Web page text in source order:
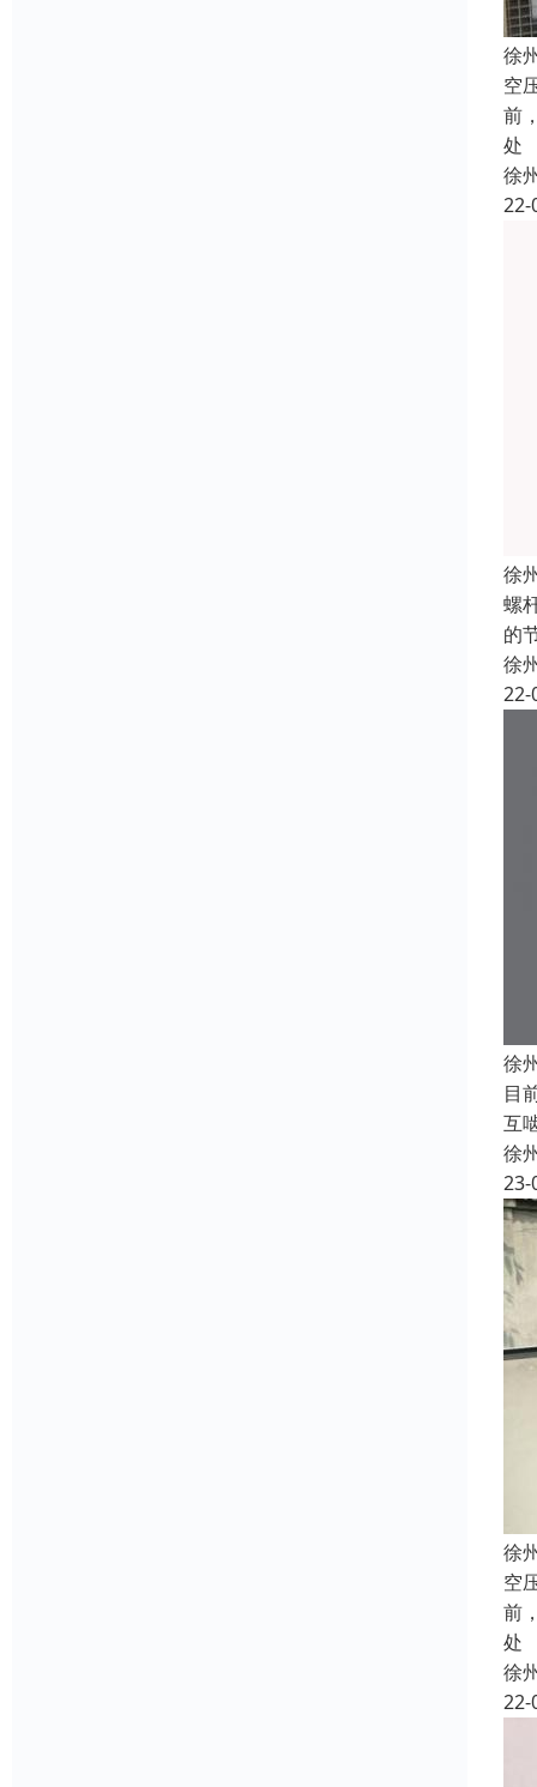
徐
空
前
处
徐
22-
徐
螺
的
徐
22-
徐
目
互
徐
23-
徐
空
前
处
徐
22-